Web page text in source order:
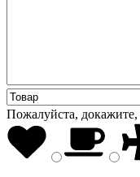
Пожалуйста,